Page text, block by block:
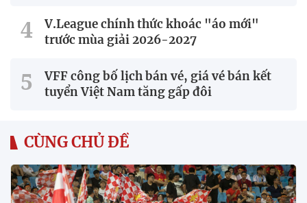
V.League chính thức khoác "áo mới"
trước mùa giải 2026-2027
VFF công bố lịch bán vé, giá vé bán kết
tuyển Việt Nam tăng gấp đôi
CÙNG CHỦ ĐỀ